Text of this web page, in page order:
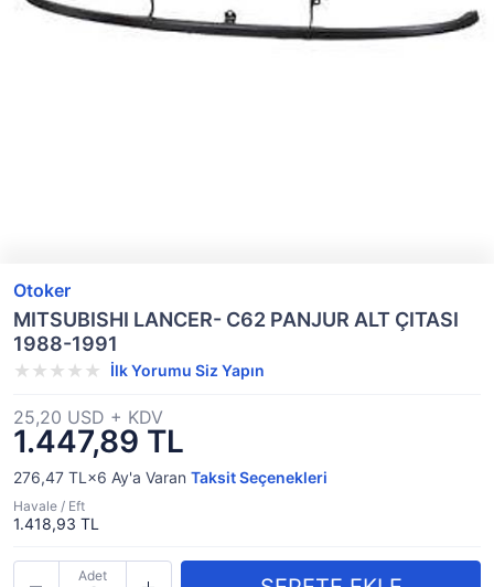
Otoker
MITSUBISHI LANCER- C62 PANJUR ALT ÇITASI
1988-1991
İlk Yorumu Siz Yapın
1.447,89 TL
25,20 USD + KDV
276,47 TL×6 Ay'a Varan Taksit Seçenekleri
Havale / Eft
1.418,93 TL
Adet